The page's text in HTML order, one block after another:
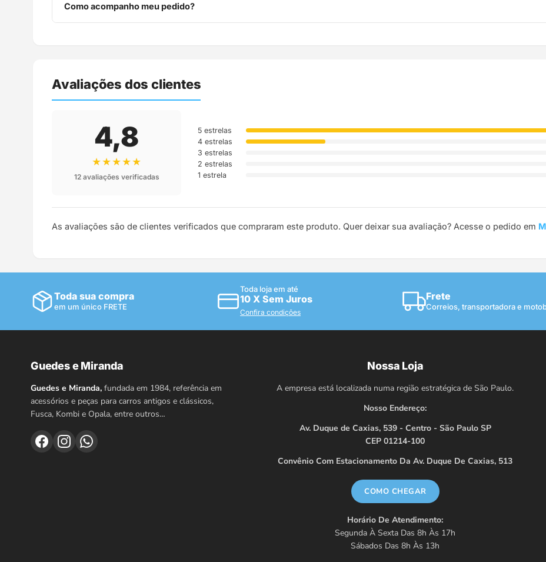
Como acompanho meu pedido?
Avaliações dos clientes
4,8
★★★★★
12 avaliações verificadas
5 estrelas
4 estrelas
3 estrelas
2 estrelas
1 estrela
As avaliações são de clientes verificados que compraram este produto. Quer deixar sua avaliação? Acesse o pedido em
Toda sua compra
em um único FRETE
Toda loja em até
10 X Sem Juros
Confira condições
Frete
Correios, transportadora e
Guedes e Miranda
Guedes e Miranda, fundada em 1984, referência em
acessórios e peças para carros antigos e clássicos,
Fusca, Kombi e Opala, entre outros…
Nossa Loja
A empresa está localizada numa região estratégica de São Paulo.
Nosso Endereço:
Av. Duque de Caxias, 539 - Centro - São Paulo SP
CEP 01214-100
Convênio Com Estacionamento Da Av. Duque De Caxias, 513
COMO CHEGAR
Horário De Atendimento:
Segunda À Sexta Das 8h Às 17h
Sábados Das 8h Às 13h